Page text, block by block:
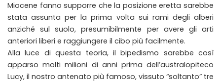
Miocene fanno supporre che la posizione eretta sarebbe
stata assunta per la prima volta sui rami degli alberi
anziché sul suolo, presumibilmente per avere gli arti
anteriori liberi e raggiungere il cibo più facilmente.
Alla luce di questa teoria, il bipedismo sarebbe così
apparso molti milioni di anni prima dell’australopiteco
Lucy, il nostro antenato più famoso, vissuto “soltanto” tre